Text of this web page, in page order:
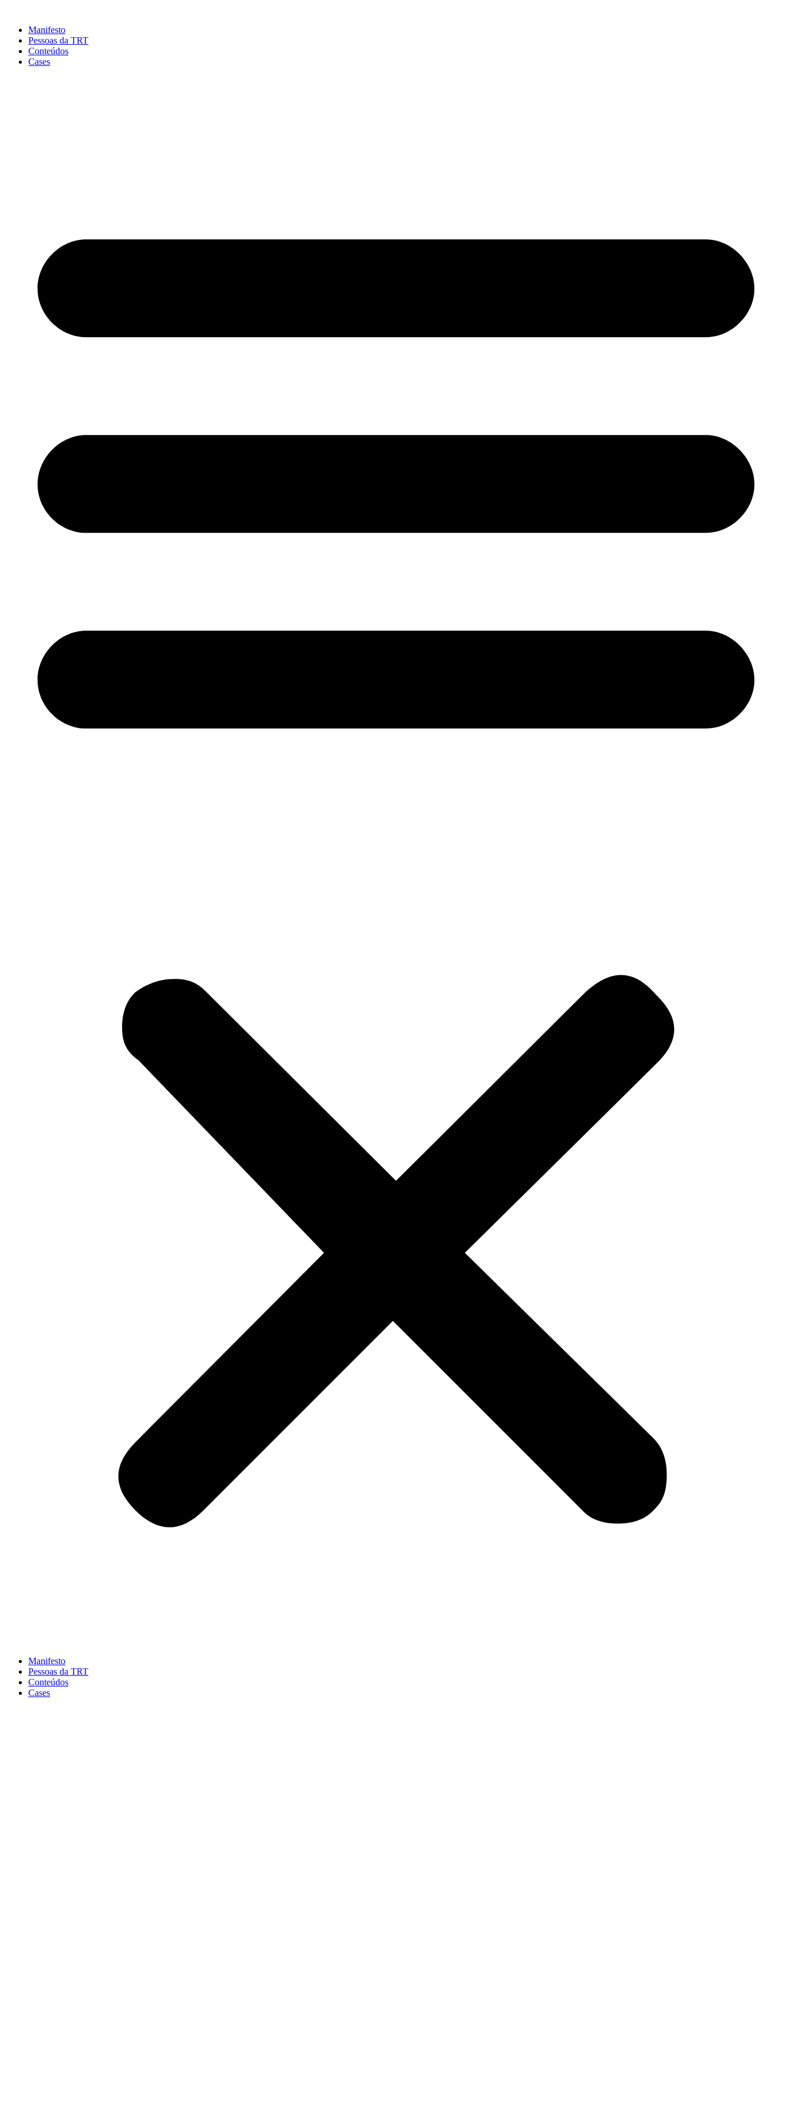
conteúdo
Manifesto
Pessoas da TRT
Conteúdos
Cases
Manifesto
Pessoas da TRT
Conteúdos
Cases